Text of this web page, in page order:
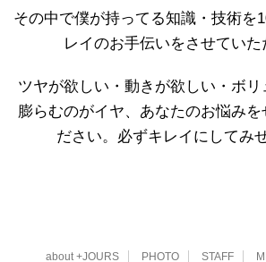
その中で僕が持ってる知識・技術を
レイのお手伝いをさせていた
ツヤが欲しい・動きが欲しい・ボリ
膨らむのがイヤ、あなたのお悩みを
ださい。必ずキレイにしてみ
about +JOURS PHOTO STAFF